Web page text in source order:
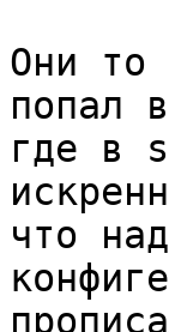
Они
попал
где в
что